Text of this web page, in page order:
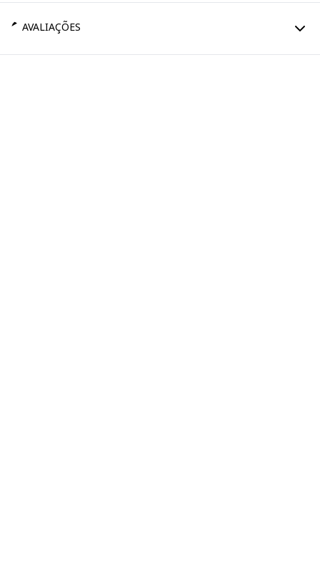
AVALIAÇÕES